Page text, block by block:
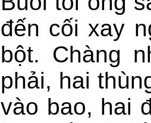
đến cối xay
bột. Chàng
phải, hai
vào bao, hai